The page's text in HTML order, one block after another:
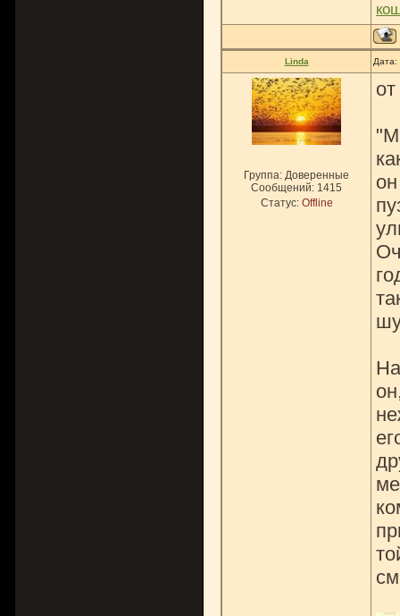
Linda Дата:
Группа: Доверенные
Сообщений: 1415
Статус: Offline